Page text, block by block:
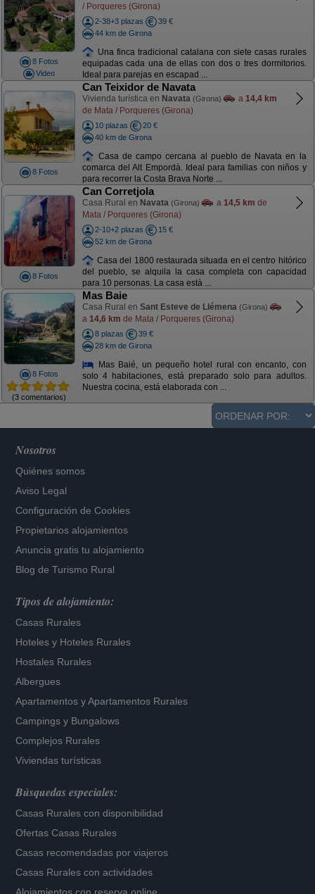
8 Fotos
Video
/ Porqueres (Girona)
2-38+3 plazas
39 €
44 km de Girona
Una finca tradicional catalana con siete casas rurales
equipadas cada una de ellas con dos o tres dormitorios.
Ideal para parejas en escapad ...
8 Fotos
Can Teixidor de Navata
Vivienda turística en Navata (Girona) a 14,4 km
de Mata / Porqueres (Girona)
10 plazas
20 €
40 km de Girona
Casa de campo cercana al pueblo de Navata en la
comarca del Alt Empordà. Ideal para familias con niños y
para recorrer la Costa Brava Norte ...
8 Fotos
Can Corretjola
Casa Rural en Navata (Girona) a 14,5 km de
Mata / Porqueres (Girona)
2-10+2 plazas
15 €
52 km de Girona
Casa del 1800 restaurada situada en el centro hitórico
del pueblo, se alquila la casa completa con capacidad
para 10 personas. La casa està ...
8 Fotos
(3 comentarios)
Mas Baie
Casa Rural en Sant Esteve de Llémena (Girona)
a 14,6 km de Mata / Porqueres (Girona)
8 plazas
39 €
28 km de Girona
Mas Baié, un pequeño hotel rural con encanto, con
solo 4 habitaciones, está preparado solo para adultos.
Nuestra cocina, está elaborada con ...
Nosotros
Quiénes somos
Aviso Legal
Configuración de Cookies
Propietarios alojamientos
Anuncia gratis tu alojamiento
Blog de Turismo Rural
Tipos de alojamiento:
Casas Rurales
Hoteles y Hoteles Rurales
Hostales Rurales
Albergues
Apartamentos yApartamentos Rurales
Campings y Bungalows
Complejos Rurales
Viviendas turísticas
Búsquedas especiales:
Casas Rurales con disponibilidad
Ofertas Casas Rurales
Casas recomendadas por viajeros
Casas Rurales con actividades